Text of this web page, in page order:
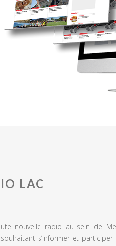
LAC
nouvelle radio au sein de
s’informer et